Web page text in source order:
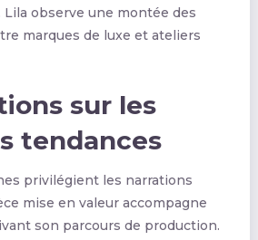
Lila observe une montée des
marques de luxe et ateliers
sur les
tendances
privilégient les narrations
mise en valeur accompagne
son parcours de production.